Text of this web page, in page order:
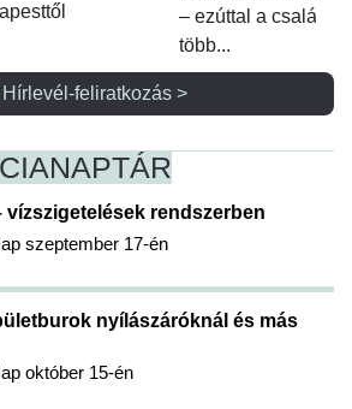
– ezúttal a családi
több...
Hírlevél-feliratkozás >
NAPTÁR
vízszigetelések rendszerben
szeptember 17-én
nyílászáróknál és más
október 15-én